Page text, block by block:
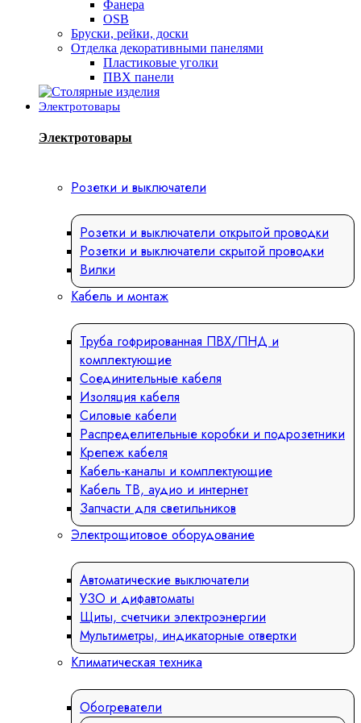
Фанера
OSB
Бруски, рейки, доски
Отделка декоративными панелями
Пластиковые уголки
ПВХ панели
Электротовары
Электротовары
Розетки и выключатели
Розетки и выключатели открытой проводки
Розетки и выключатели скрытой проводки
Вилки
Кабель и монтаж
Труба гофрированная ПВХ/ПНД и
комплектующие
Соединительные кабеля
Изоляция кабеля
Силовые кабели
Распределительные коробки и подрозетники
Крепеж кабеля
Кабель-каналы и комплектующие
Кабель ТВ, аудио и интернет
Запчасти для светильников
Электрощитовое оборудование
Автоматические выключатели
УЗО и дифавтоматы
Щиты, счетчики электроэнергии
Мультиметры, индикаторные отвертки
Климатическая техника
Обогреватели